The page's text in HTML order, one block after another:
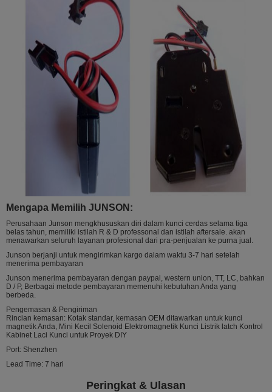
Mengapa Memilih JUNSON:
Perusahaan Junson mengkhususkan diri dalam kunci cerdas selama tiga
belas tahun, memiliki istilah R & D professonal dan istilah aftersale. akan
menawarkan seluruh layanan profesional dari pra-penjualan ke purna jual.
Junson berjanji untuk mengirimkan kargo dalam waktu 3-7 hari setelah
menerima pembayaran
Junson menerima pembayaran dengan paypal, western union, TT, LC, bahkan
D / P, Berbagai metode pembayaran memenuhi kebutuhan Anda yang
berbeda.
Pengemasan & Pengiriman
Rincian kemasan: Kotak standar, kemasan OEM ditawarkan untuk kunci
magnetik Anda, Mini Kecil Solenoid Elektromagnetik Kunci Listrik latch Kontrol
Kabinet Laci Kunci untuk Proyek DIY
Port: Shenzhen
Lead Time: 7 hari
Peringkat & Ulasan